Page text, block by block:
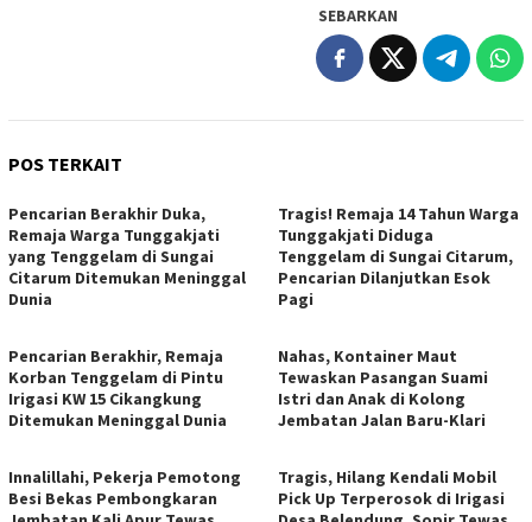
SEBARKAN
POS TERKAIT
Pencarian Berakhir Duka,
Remaja Warga Tunggakjati
yang Tenggelam di Sungai
Citarum Ditemukan Meninggal
Dunia
Tragis! Remaja 14 Tahun Warga
Tunggakjati Diduga
Tenggelam di Sungai Citarum,
Pencarian Dilanjutkan Esok
Pagi
Pencarian Berakhir, Remaja
Korban Tenggelam di Pintu
Irigasi KW 15 Cikangkung
Ditemukan Meninggal Dunia
Nahas, Kontainer Maut
Tewaskan Pasangan Suami
Istri dan Anak di Kolong
Jembatan Jalan Baru-Klari
Innalillahi, Pekerja Pemotong
Besi Bekas Pembongkaran
Tragis, Hilang Kendali Mobil
Pick Up Terperosok di Irigasi